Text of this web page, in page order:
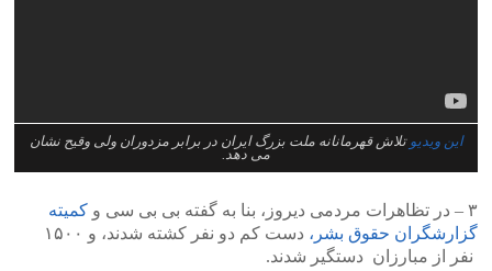
این ویدیو تلاش قهرمانانه ملت بزرگ ایران در برابر مزدوران ولی وقیح نشان
می دهد.
۳ – در تظاهرات مردمی دیروز، بنا به گفته بی بی سی و
کمیته
گزارشگران حقوق بشر،
دست کم دو نفر کشته شدند، و ۱۵۰۰
نفر از مبارزان دستگیر شدند.